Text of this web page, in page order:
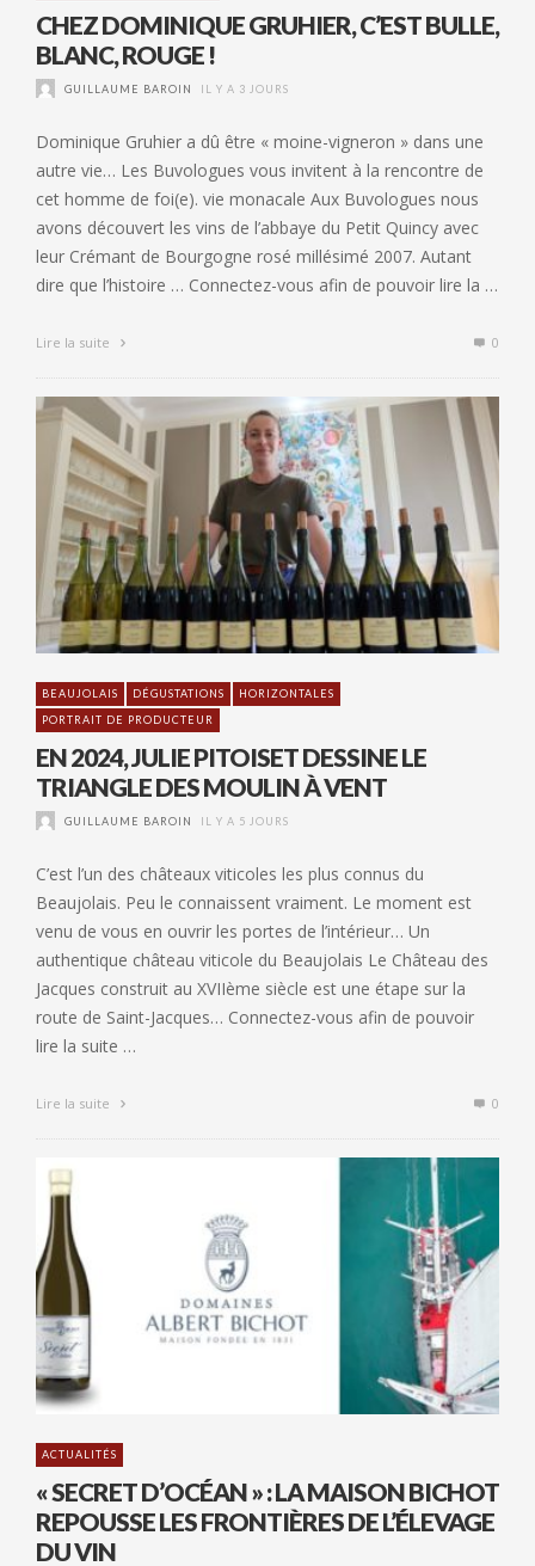
CHEZ DOMINIQUE GRUHIER, C’EST BULLE,
BLANC, ROUGE !
GUILLAUME BAROIN IL Y A 3 JOURS
Dominique Gruhier a dû être « moine-vigneron » dans une
autre vie… Les Buvologues vous invitent à la rencontre de
cet homme de foi(e). vie monacale Aux Buvologues nous
avons découvert les vins de l’abbaye du Petit Quincy avec
leur Crémant de Bourgogne rosé millésimé 2007. Autant
dire que l’histoire … Connectez-vous afin de pouvoir lire la …
Lire la suite 0
BEAUJOLAIS DÉGUSTATIONS
HORIZONTALES
PORTRAIT DE PRODUCTEUR
EN 2024, JULIE PITOISET DESSINE LE
TRIANGLE DES MOULIN À VENT
GUILLAUME BAROIN IL Y A 5 JOURS
C’est l’un des châteaux viticoles les plus connus du
Beaujolais. Peu le connaissent vraiment. Le moment est
venu de vous en ouvrir les portes de l’intérieur… Un
authentique château viticole du Beaujolais Le Château des
Jacques construit au XVIIème siècle est une étape sur la
route de Saint-Jacques… Connectez-vous afin de pouvoir
lire la suite …
Lire la suite 0
ACTUALITÉS
« SECRET D’OCÉAN » : LA MAISON BICHOT
REPOUSSE LES FRONTIÈRES DE L’ÉLEVAGE
DU VIN